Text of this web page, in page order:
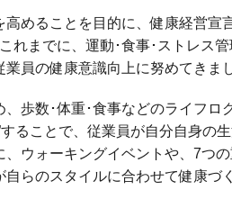
めることを目的に、健康経営宣
れまでに、運動･食事･ストレス
員の健康意識向上に努めてきま
歩数･体重･食事などのライフロ
ることで、従業員が自分自身の
ウォーキングイベントや、7つ
らのスタイルに合わせて健康づ